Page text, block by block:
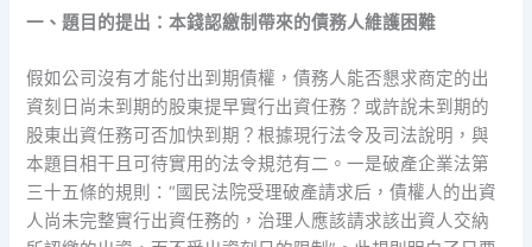
一、題目的提出：本錢認繳制帶來的債務人維護困難
假如公司沒有才能付出到期債權，債務人能否懇求商定的出
資刻日尚未到期的股東提早實行出資任務？或許說未到期的
股東出資任務可否加快到期？根據現行法令及司法說明，與
本題目相干且可待實用的法令規范有二。一是破產企業法第
三十五條的規則：“國民法院受理破產請求后，債權人的出資
人尚未完整實行出資任務的，治理人應該請求該出資人交納